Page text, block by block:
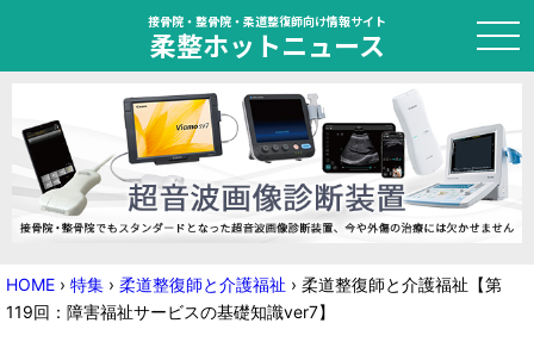
接骨院・整骨院・柔道整復師向け情報サイト
柔整ホットニュース
HOME
トピック
ニュース
HOME › 特集 › 柔道整復師と介護福祉 › 柔道整復師と介護福祉【第
119回：障害福祉サービスの基礎知識ver7】